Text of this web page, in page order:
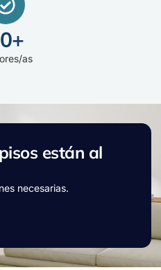
as
+
están al
necesarias.